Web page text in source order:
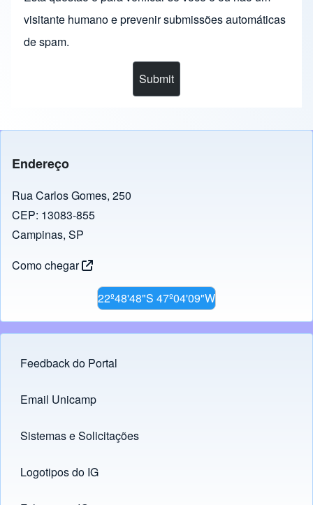
visitante humano e prevenir submissões automáticas
de spam.
Endereço
Rua Carlos Gomes, 250
CEP: 13083-855
Campinas, SP
Como chegar
22º48'48"S 47º04'09"W
Footer menu
Feedback do Portal
Links
Email Unicamp
(opens in new tab)
Sistemas e Solicitações
(opens in new tab)
Logotipos do IG
(opens in new tab)